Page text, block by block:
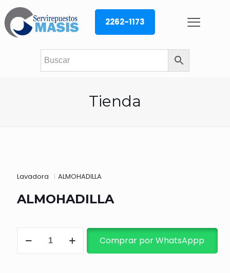
2262-1173
Tienda
Lavadora ALMOHADILLA
ALMOHADILLA
cantidad
Comprar por WhatsAppp